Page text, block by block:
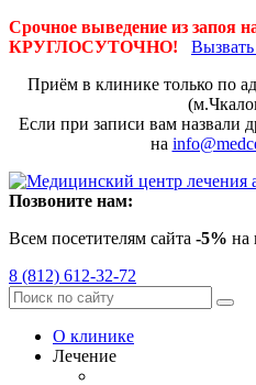
Срочное выведение из запоя
КРУГЛОСУТОЧНО!
Вызвать
Приём в клинике только по
Если при записи вам назвали
на
Позвоните нам:
Всем посетителям сайта -5% на
8 (812) 612-32-72
О клинике
Лечение